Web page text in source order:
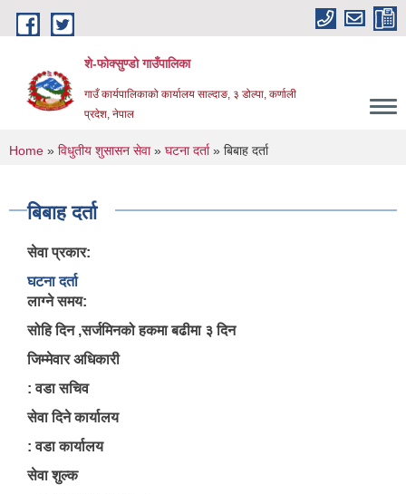
Skip to main content
शे-फोक्सुण्डो गाउँपालिका
गाउँ कार्यपालिकाको कार्यालय साल्दाङ, ३ डोल्पा, कर्णाली
प्रदेश, नेपाल
You are here
Home » विधुतीय शुसासन सेवा» घटना दर्ता» बिबाह दर्ता
बिबाह दर्ता
सेवा प्रकार:
घटना दर्ता
लाग्ने समय:
सोहि दिन ,सर्जमिनको हकमा बढीमा ३ दिन
जिम्मेवार अधिकारी
: वडा सचिव
सेवा दिने कार्यालय
: वडा कार्यालय
सेवा शुल्क